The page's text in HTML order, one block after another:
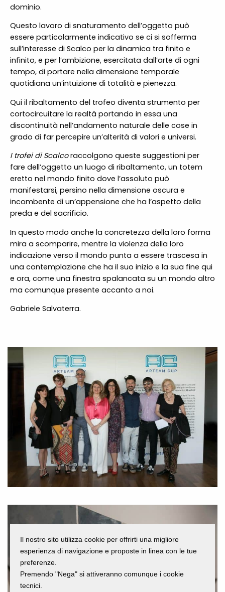
dominio.
Questo lavoro di snaturamento dell’oggetto può
essere particolarmente indicativo se ci si sofferma
sull’interesse di Scalco per la dinamica tra finito e
infinito, e per l’ambizione, esercitata dall’arte di ogni
tempo, di portare nella dimensione temporale
quotidiana un’intuizione di totalità e pienezza.
Qui il ribaltamento del trofeo diventa strumento per
cortocircuitare la realtà portando in essa una
discontinuità nell’andamento naturale delle cose in
grado di far percepire un’alterità di valori e universi.
I trofei di Scalcoraccolgono queste suggestioni per
fare dell’oggetto un luogo di ribaltamento, un totem
eretto nel mondo finito dove l’assoluto può
manifestarsi, persino nella dimensione oscura e
incombente di un’appensione che ha l’aspetto della
preda e del sacrificio.
In questo modo anche la concretezza della loro forma
mira a scomparire, mentre la violenza della loro
indicazione verso il mondo punta a essere trascesa in
una contemplazione che ha il suo inizio e la sua fine qui
e ora, come una finestra spalancata su un mondo altro
ma comunque presente accanto a noi.
Gabriele Salvaterra.
Il nostro sito utilizza cookie per offrirti una migliore
esperienza di navigazione e proposte in linea con le tue
preferenze.
Premendo "Nega" si attiveranno comunque i cookie
tecnici.